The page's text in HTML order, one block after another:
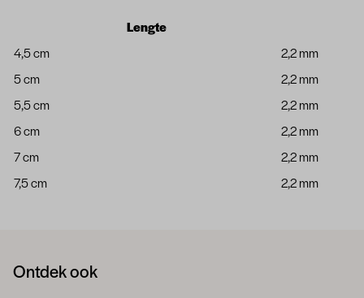
Lengte
4,5 cm
2,2 mm
5 cm
2,2 mm
5,5 cm
2,2 mm
6 cm
2,2 mm
7 cm
2,2 mm
7,5 cm
2,2 mm
Ontdek ook